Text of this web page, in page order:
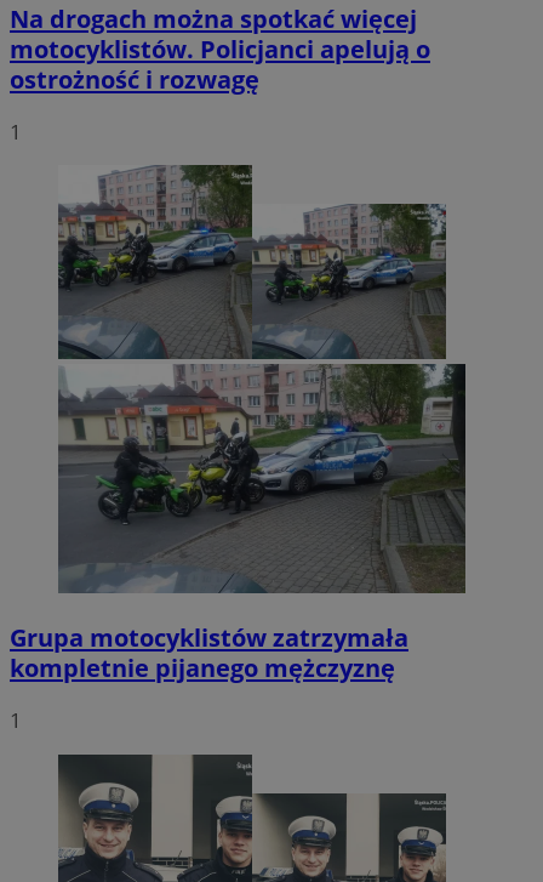
Na drogach można spotkać więcej
motocyklistów. Policjanci apelują o
ostrożność i rozwagę
1
Grupa motocyklistów zatrzymała
kompletnie pijanego mężczyznę
1